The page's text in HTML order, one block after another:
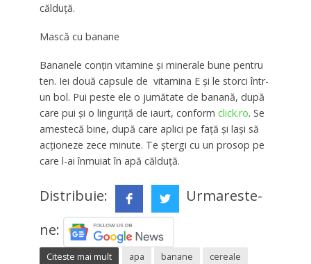
călduţă.
Mască cu banane
Bananele conţin vitamine şi minerale bune pentru
ten. Iei două capsule de vitamina E şi le storci într-
un bol. Pui peste ele o jumătate de banană, după
care pui şi o linguriţă de iaurt, conform click.ro. Se
amestecă bine, după care aplici pe faţă şi laşi să
acţioneze zece minute. Te ştergi cu un prosop pe
care l-ai înmuiat în apă călduţă.
Distribuie:
Urmareste-
ne:
Citeste mai mult apa banane
cereale